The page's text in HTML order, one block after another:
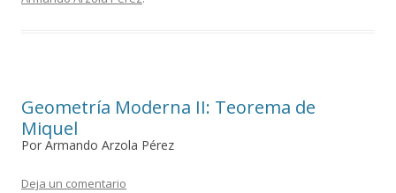
Geometría Moderna II: Teorema de
Miquel
Por Armando Arzola Pérez
Deja un comentario